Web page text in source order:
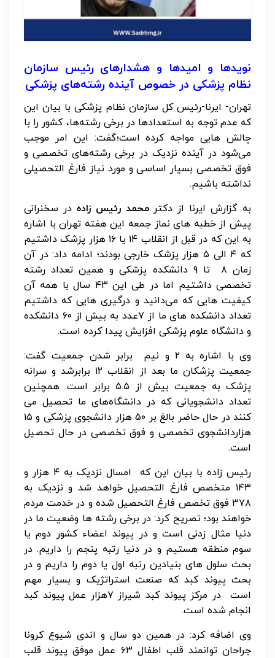
نویدها و امیدها و هشدارهای رئیس سازمان
نظام پزشکی در خصوص آینده رشته‌های پزشکی
تهران- ایرنا-رئیس کل سازمان نظام پزشکی با بیان این
که عدم توجه به استعدادها در برخی رشته‌ها، کشور را با
چالش هایی مواجه کرده است؛گفت: این امر موجب
می‌شود در آینده نزدیک در برخی رشته‌های تخصصی و
فوق تخصصی بسیار اساسی و مورد نیاز فارغ التحصیلی
نداشته باشیم.
به گزارش ایرنا از دکتر محمد رئیس زاده در سخنرانی
پیش از خطبه های نماز جمعه این هفته تهران با اشاره
به این که در قبل از انقلاب ۱۴ یا ۱۶ هزار پزشک داشتیم
که ۴ الی ۵ هزار پزشک خارجی بودند؛ ادامه داد: در آن
زمان ۸ تا ۹ دانشکده پزشکی و همین تعداد رشته
تخصصی داشتیم اما در طی این ۴۳ سال با همه آن
کیفیت هایی که می‌دانید و درگیری هایی که داشتیم
تعداد دانشکده های ما از ۷عدد به بیش از ۶۰ دانشکده
و دانشگاه علوم پزشکی افزایش پیدا کرده است.
وی با اشاره به ۲ و نیم برابر شدن جمعیت گفت:
جمعیت پزشکان ما بعد از انقلاب ۱۲ برابرشد و سرانه
پزشک به جمعیت بیش از ۵.۵ برابر است. همچنین
تعداد دانشجویانی که در دانشگاه‌های ما تحصیل می
کنند در حال حاضر بالغ بر ۵۰ هزار دانشجوی پزشکی و ۱۵
هزاردانشجوی تخصصی و فوق تخصصی در حال تحصیل
است.
رئیس زاده با بیان این که امسال نزدیک به ۴ هزار و
۱۴۳ متخصص فارغ التحصیل خواهد شد و نزدیک به
۳۷۸ فوق تخصص فارغ التحصیل شده و در خدمت مردم
خواهند بود؛ تصریح کرد: در برخی رشته ها وضعیت ما در
دنیا مثال زدنی است و در پیوند اعضاء کشور دوم یا
سوم منطقه هستیم و در دنیا رتبه پنجم را داریم. در
بحث سلول های بنیادین رتبه اول یا دوم را داریم و در
بحث پیوند کبد که صنعت استراتژیک و بسیار مهم
است در مرکز پیوند کبد شیراز ۷هزار عمل پیوند کبد
انجام شده است.
وی اضافه کرد: در همین دو سال و اندی شیوع کرونا
جراحان توانمند قلب اطفال ۶۳ عمل موفق پیوند قلب